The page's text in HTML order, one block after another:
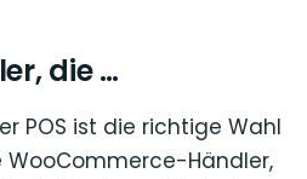
die …
POS ist die richtige Wahl
Händler,